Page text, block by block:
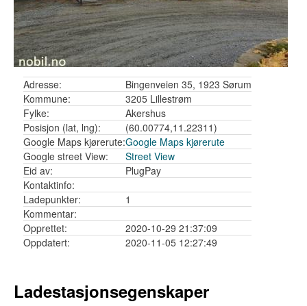
Adresse:
Bingenveien 35, 1923 Sørum
Kommune:
3205 Lillestrøm
Fylke:
Akershus
Posisjon (lat, lng):
(60.00774,11.22311)
Google Maps kjørerute:Google Maps kjørerute
Google street View:
Street View
Eid av:
PlugPay
Kontaktinfo:
Ladepunkter:
1
Kommentar:
Opprettet:
2020-10-29 21:37:09
Oppdatert:
2020-11-05 12:27:49
Ladestasjonsegenskaper